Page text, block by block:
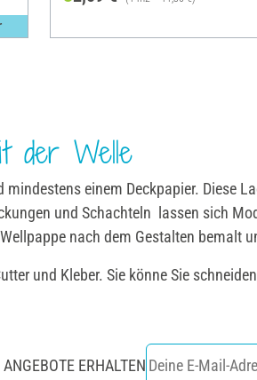
der Welle
einem Deckpapier.
und Schachteln lassen sich
nach dem Gestalten bemalt
und Kleber. Sie könne Sie
ERHALTEN